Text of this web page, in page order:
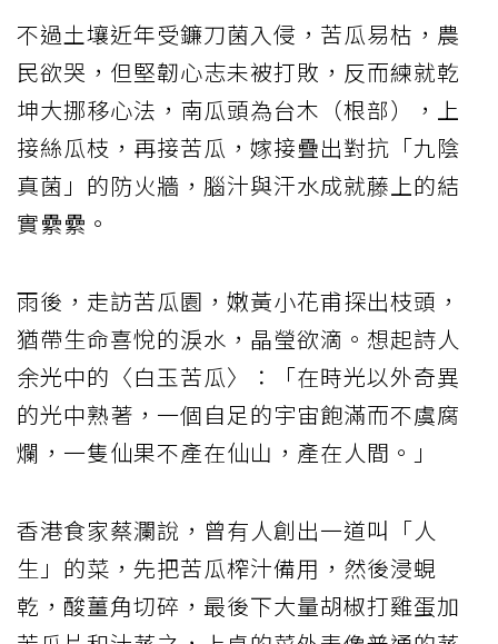
不過土壤近年受鐮刀菌入侵，苦瓜易枯，農
民欲哭，但堅韌心志未被打敗，反而練就乾
坤大挪移心法，南瓜頭為台木（根部），上
接絲瓜枝，再接苦瓜，嫁接疊出對抗「九陰
真菌」的防火牆，腦汁與汗水成就藤上的結
實纍纍。
雨後，走訪苦瓜園，嫩黃小花甫探出枝頭，
猶帶生命喜悅的淚水，晶瑩欲滴。想起詩人
余光中的〈白玉苦瓜〉：「在時光以外奇異
的光中熟著，一個自足的宇宙飽滿而不虞腐
爛，一隻仙果不產在仙山，產在人間。」
香港食家蔡瀾說，曾有人創出一道叫「人
生」的菜，先把苦瓜榨汁備用，然後浸蜆
乾，酸薑角切碎，最後下大量胡椒打雞蛋加